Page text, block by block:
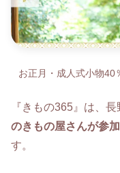
お正月・成人式小物40
『きもの365』は、
のきもの屋さんが参
す。